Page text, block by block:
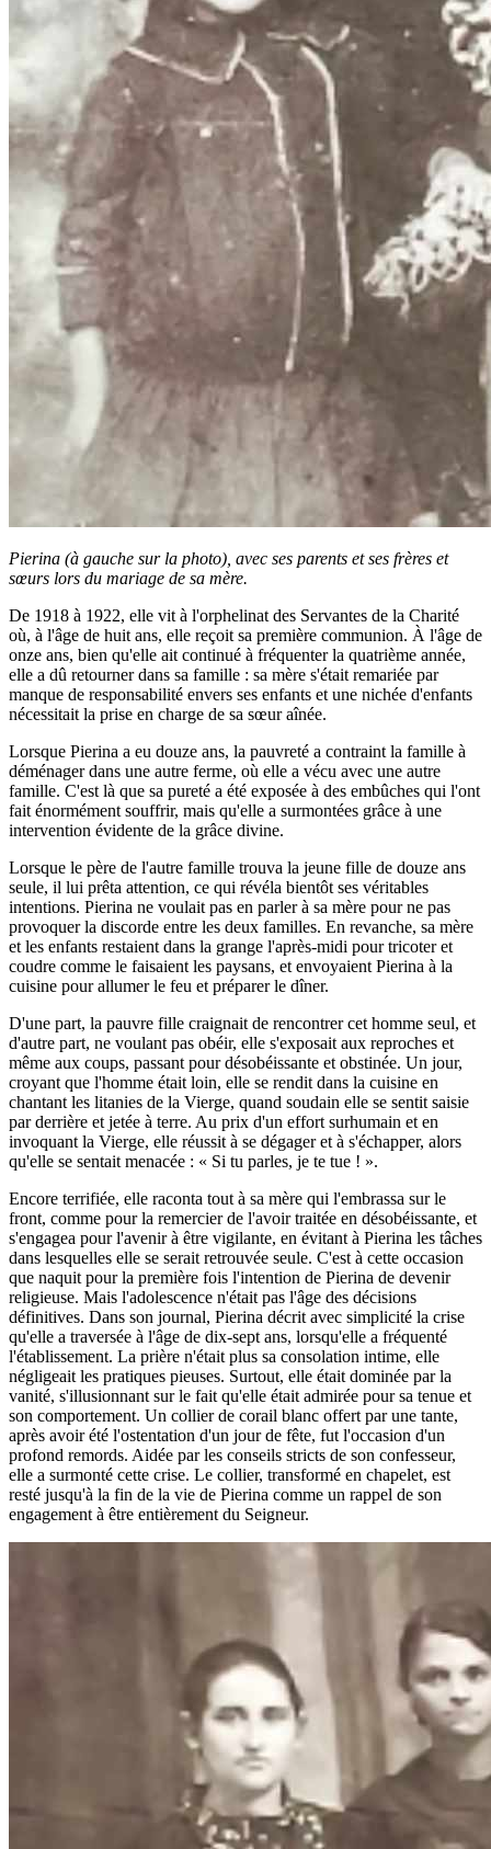
Pierina (à gauche sur la photo), avec ses parents et ses frères et
sœurs lors du mariage de sa mère.
De 1918 à 1922, elle vit à l'orphelinat des Servantes de la Charité
où, à l'âge de huit ans, elle reçoit sa première communion. À l'âge de
onze ans, bien qu'elle ait continué à fréquenter la quatrième année,
elle a dû retourner dans sa famille : sa mère s'était remariée par
manque de responsabilité envers ses enfants et une nichée d'enfants
nécessitait la prise en charge de sa sœur aînée.
Lorsque Pierina a eu douze ans, la pauvreté a contraint la famille à
déménager dans une autre ferme, où elle a vécu avec une autre
famille. C'est là que sa pureté a été exposée à des embûches qui l'ont
fait énormément souffrir, mais qu'elle a surmontées grâce à une
intervention évidente de la grâce divine.
Lorsque le père de l'autre famille trouva la jeune fille de douze ans
seule, il lui prêta attention, ce qui révéla bientôt ses véritables
intentions. Pierina ne voulait pas en parler à sa mère pour ne pas
provoquer la discorde entre les deux familles. En revanche, sa mère
et les enfants restaient dans la grange l'après-midi pour tricoter et
coudre comme le faisaient les paysans, et envoyaient Pierina à la
cuisine pour allumer le feu et préparer le dîner.
D'une part, la pauvre fille craignait de rencontrer cet homme seul, et
d'autre part, ne voulant pas obéir, elle s'exposait aux reproches et
même aux coups, passant pour désobéissante et obstinée. Un jour,
croyant que l'homme était loin, elle se rendit dans la cuisine en
chantant les litanies de la Vierge, quand soudain elle se sentit saisie
par derrière et jetée à terre. Au prix d'un effort surhumain et en
invoquant la Vierge, elle réussit à se dégager et à s'échapper, alors
qu'elle se sentait menacée : « Si tu parles, je te tue ! ».
Encore terrifiée, elle raconta tout à sa mère qui l'embrassa sur le
front, comme pour la remercier de l'avoir traitée en désobéissante, et
s'engagea pour l'avenir à être vigilante, en évitant à Pierina les tâches
dans lesquelles elle se serait retrouvée seule. C'est à cette occasion
que naquit pour la première fois l'intention de Pierina de devenir
religieuse. Mais l'adolescence n'était pas l'âge des décisions
définitives. Dans son journal, Pierina décrit avec simplicité la crise
qu'elle a traversée à l'âge de dix-sept ans, lorsqu'elle a fréquenté
l'établissement. La prière n'était plus sa consolation intime, elle
négligeait les pratiques pieuses. Surtout, elle était dominée par la
vanité, s'illusionnant sur le fait qu'elle était admirée pour sa tenue et
son comportement. Un collier de corail blanc offert par une tante,
après avoir été l'ostentation d'un jour de fête, fut l'occasion d'un
profond remords. Aidée par les conseils stricts de son confesseur,
elle a surmonté cette crise. Le collier, transformé en chapelet, est
resté jusqu'à la fin de la vie de Pierina comme un rappel de son
engagement à être entièrement du Seigneur.